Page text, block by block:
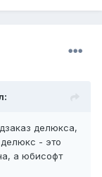
делюкса,
- это
а юбисофт